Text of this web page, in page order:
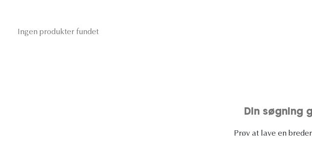
Ingen produkter fundet
Din søgning
Prøv at lave en